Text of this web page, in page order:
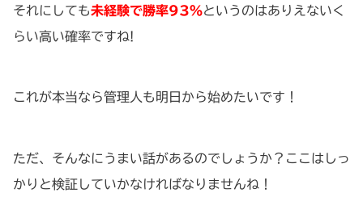
それにしても未経験で勝率93％というのはありえないく
らい高い確率ですね!
これが本当なら管理人も明日から始めたいです！
ただ、そんなにうまい話があるのでしょうか？ここはしっ
かりと検証していかなければなりませんね！